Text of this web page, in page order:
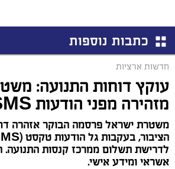
כתבות נוספות
חדשות ארציות
עוקץ דוחות התנועה:
מזהירה מפני הודעות SMS מזויפות
משטרת ישראל פרסמה הבוקר אזהרה
לדרישת תשלום ממרכז קנסות התנועה.
אשראי ומידע אישי.